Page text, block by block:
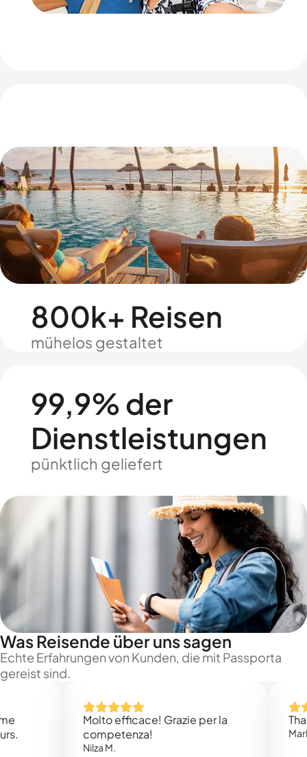
800k+ Reisen
mühelos gestaltet
99,9% der
Dienstleistungen
pünktlich geliefert
Was Reisende über uns sagen
Echte Erfahrungen von Kunden, die mit Passporta
gereist sind.
Molto efficace! Grazie per la
competenza!
Thank
Mark N.